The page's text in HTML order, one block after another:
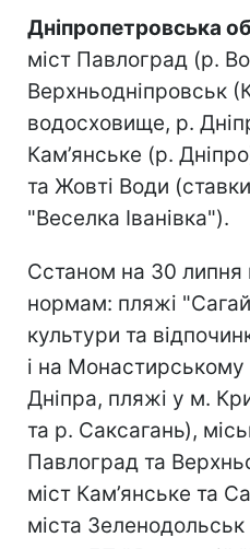
Дніпропетровська
міст Павлоград (р.
Верхньодніпровськ
водосховище, р.
Кам’янське (р.
та Жовті Води
"Веселка Іванівка").
Сстаном на 30 липня
нормам: пляжі
культури та
і на Монастирському
Дніпра, пляжі у м.
та р. Саксагань),
Павлоград та
міст Кам’янське та
міста